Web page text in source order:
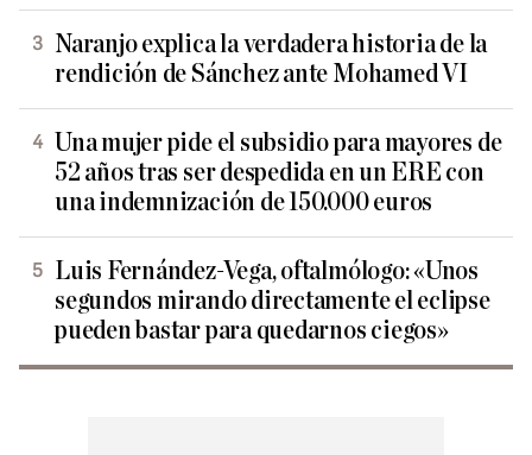
Naranjo explica la verdadera historia de la
rendición de Sánchez ante Mohamed VI
Una mujer pide el subsidio para mayores de
52 años tras ser despedida en un ERE con
una indemnización de 150.000 euros
Luis Fernández-Vega, oftalmólogo: «Unos
segundos mirando directamente el eclipse
pueden bastar para quedarnos ciegos»